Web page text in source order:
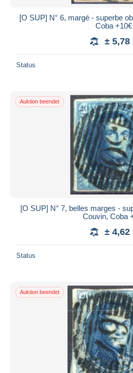
[O SUP] N° 6, margé - superbe
Coba +10€
± 5,78
Status
Auktion beendet
[O SUP] N° 7, belles marges -
Couvin, Coba
± 4,62
Status
Auktion beendet